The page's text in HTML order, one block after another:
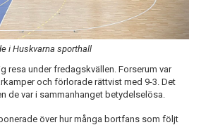
i Huskvarna sporthall
resa under fredagskvällen. Forserum var
och förlorade rättvist med 9-3. Det
de var i sammanhanget betydelselösa.
över hur många bortfans som följt